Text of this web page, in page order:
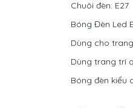
Chuôi đèn: E27
Bóng Đèn Led
Dùng cho
Dùng trang trí
Bóng đèn kiểu